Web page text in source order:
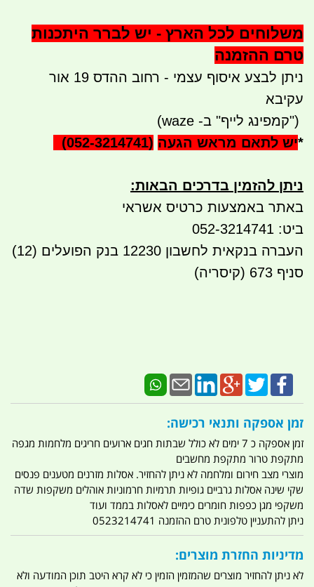
משלוחים לכל הארץ - יש לברר היתכנות
טרם ההזמנה
ניתן לבצע איסוף עצמי - רחוב ההדס 19 אור
עקיבא
")קמפינג לייף" ב- waze)
*יש לתאם מראש הגעה (052-3214741)
ניתן להזמין בדרכים הבאות:
באתר באמצעות כרטיס אשראי
ביט: 052-3214741
העברה בנקאית לחשבון 12230 בנק הפועלים (12)
סניף 673 (קיסריה)
זמן אספקה ותנאי רכישה:
זמן אספקה כ 7 ימים לא כולל שבתות חגים ארועים חריגים מלחמות מגפה
מתקפת טרור מתקפת מחשבים
מוצרי מצב חירום ומלחמה לא ניתן להחזיר. אסלות מזרנים מטענים פנסים
שקי שינה אסלות גרביים גופיות תרמיות חרמוניות אוהלים משקפות שדה
משקפי מגן כפפות חומרים כימיים לאסלות בממד ועוד
ניתן להתעניין טלפונית טרם ההזמנה 0523214741
מדיניות החזרת מוצרים:
לא ניתן להחזיר מוצרים שהמזמין הזמין כי לא קרא היטב תוכן המודעה ולא